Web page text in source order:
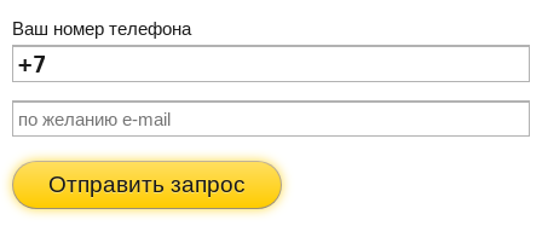
Ваш номер телефона
Отправить запрос